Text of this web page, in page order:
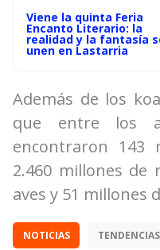
Viene la quinta Feria
Encanto Literario: la
realidad y la fantasía
unen en Lastarria
Además de los
que entre los
encontraron 143
2.460 millones de
aves y 51 millones
NOTICIAS TENDENCIAS